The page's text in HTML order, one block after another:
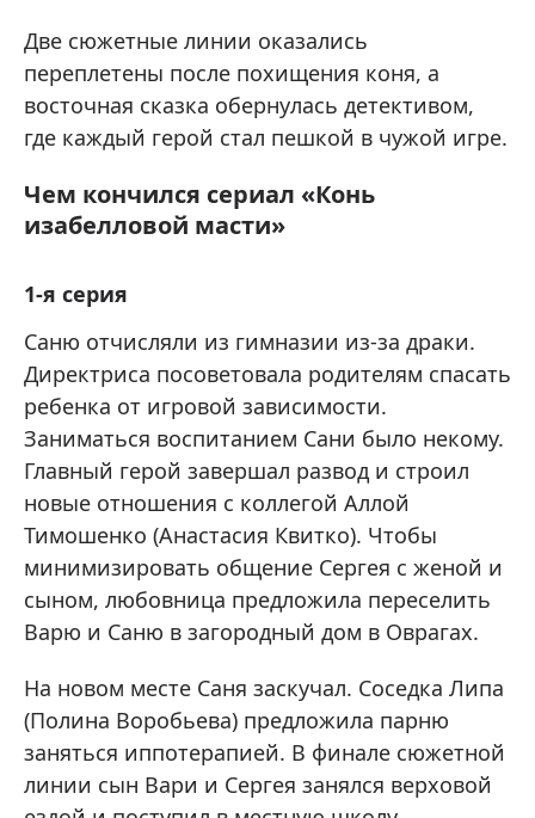
Две сюжетные линии оказались
переплетены после похищения коня, а
восточная сказка обернулась детективом,
где каждый герой стал пешкой в чужой игре.
Чем кончился сериал «Конь
изабелловой масти»
1-я серия
Саню отчисляли из гимназии из-за драки.
Директриса посоветовала родителям спасать
ребенка от игровой зависимости.
Заниматься воспитанием Сани было некому.
Главный герой завершал развод и строил
новые отношения с коллегой Аллой
Тимошенко (Анастасия Квитко). Чтобы
минимизировать общение Сергея с женой и
сыном, любовница предложила переселить
Варю и Саню в загородный дом в Оврагах.
На новом месте Саня заскучал. Соседка Липа
(Полина Воробьева) предложила парню
заняться иппотерапией. В финале сюжетной
линии сын Вари и Сергея занялся верховой